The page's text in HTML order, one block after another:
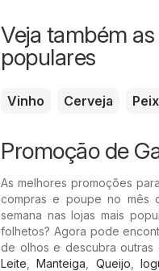
Veja também
populares
Vinho Cerveja
Promoção de
As melhores promoções
compras e poupe no mês
semana nas lojas mais
folhetos? Agora pode
de olhos e descubra outras
Leite ,Manteiga Queijo ,